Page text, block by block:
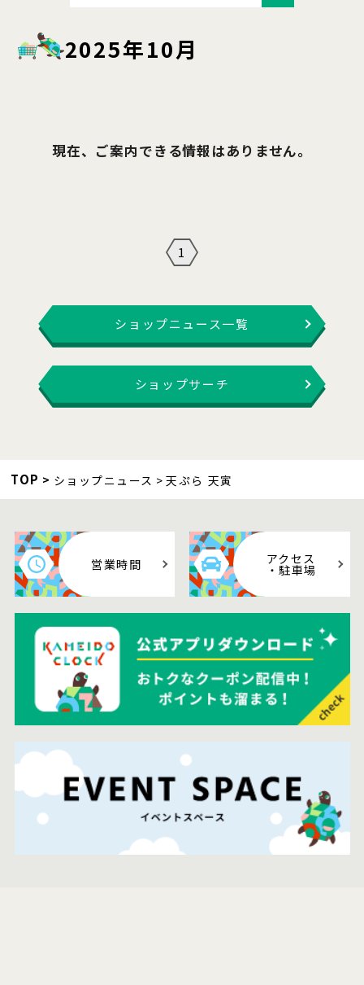
2025年10月
現在、ご案内できる情報はありません。
1
ショップニュース一覧
ショップサーチ
TOP ショップニュース 天ぷら 天寅
営業時間 アクセス
・駐車場